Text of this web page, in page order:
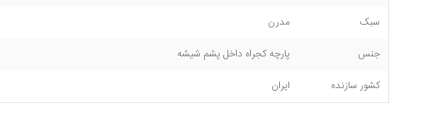
سبک
مدرن
جنس
پارچه کجراه داخل پشم شیشه
کشور سازنده
ایران